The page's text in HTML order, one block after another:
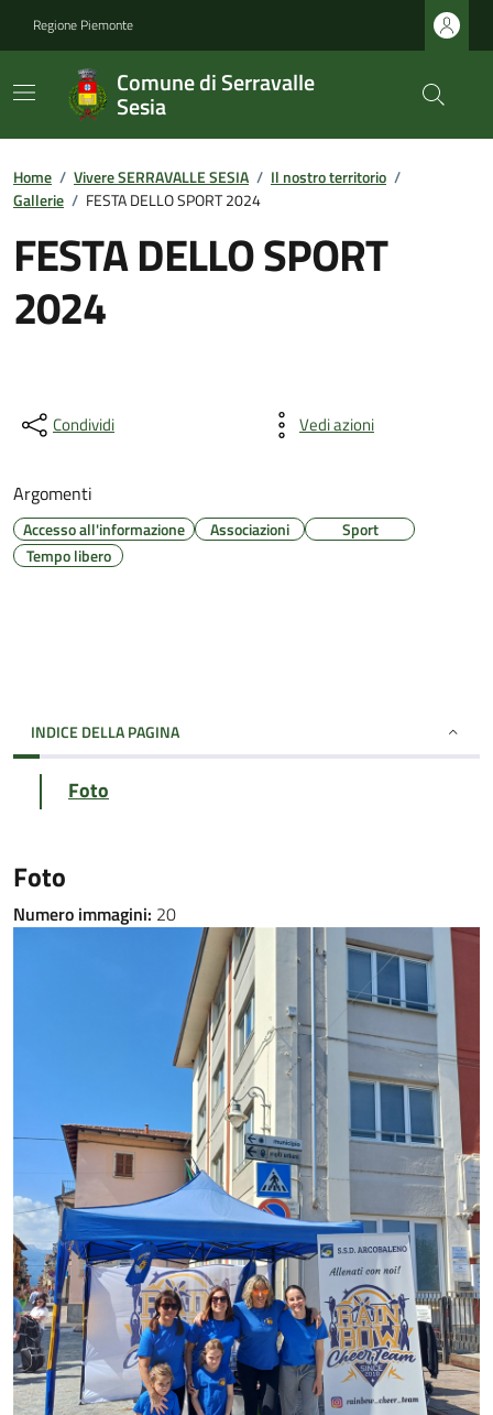
Regione Piemonte
Comune di Serravalle
Sesia
Home / Vivere SERRAVALLE SESIA / Il nostro territorio /
Gallerie / FESTA DELLO SPORT 2024
FESTA DELLO SPORT
2024
Condividi Vedi azioni
Argomenti
Accesso all'informazione Associazioni
Sport
Tempo libero
INDICE DELLA PAGINA
Foto
Foto
Numero immagini: 20